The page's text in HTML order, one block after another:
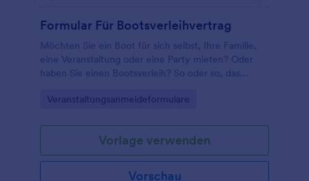
Formular Für Bootsverleihvertrag
Möchten Sie ein Boot für sich selbst, Ihre Familie,
eine Veranstaltung oder eine Party mieten? Oder
haben Sie einen Bootsverleih? So oder so, das
Go to Category:
Veranstaltungsanmeldeformulare
Vorlage verwenden
Vorschau